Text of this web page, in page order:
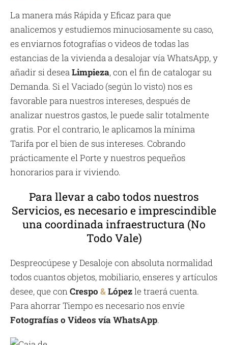
La manera más Rápida y Eficaz para que
analicemos y estudiemos minuciosamente su caso,
es enviarnos fotografías o videos de todas las
estancias de la vivienda a desalojar vía WhatsApp, y
añadir si deseaLimpieza, con el fin de catalogar su
Demanda. Si el Vaciado (según lo visto) nos es
favorable para nuestros intereses, después de
analizar nuestros gastos, le puede salir totalmente
gratis. Por el contrario, le aplicamos la mínima
Tarifa por el bien de sus intereses. Cobrando
prácticamente el Porte y nuestros pequeños
honorarios para ir viviendo.
Para llevar a cabo todos nuestros
Servicios, es necesario e imprescindible
una coordinada infraestructura (No
Todo Vale)
Despreocúpese y Desaloje con absoluta normalidad
todos cuantos objetos, mobiliario, enseres y artículos
desee, que conCrespo &Lópezle traerá cuenta.
Para ahorrar Tiempo es necesario nos envíe
Fotografías o Videos vía WhatsApp.